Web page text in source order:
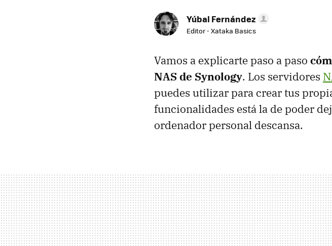
Yúbal Fernández
Editor - Xataka Basics
Vamos a explicarte paso a paso
NAS de Synology. Los servidores
puedes utilizar para crear tus
funcionalidades está la de poder
ordenador personal descansa.